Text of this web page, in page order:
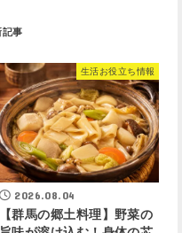
生活お役立ち情報
2026.08.04
【群馬の郷土料理】野菜の